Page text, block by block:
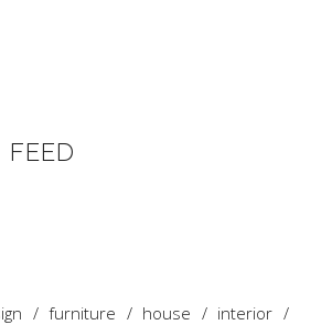
FEED
furniture house
interior